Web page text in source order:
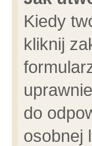
Kiedy
kliknij
do
osobnej